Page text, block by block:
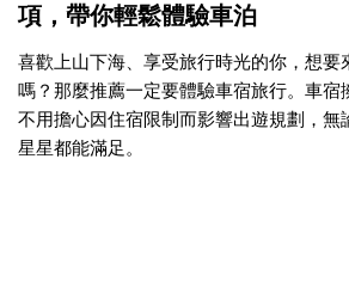
項，帶你輕鬆體驗車泊
喜歡上山下海、享受旅行時光的你，想要
嗎？那麼推薦一定要體驗車宿旅行。車宿
不用擔心因住宿限制而影響出遊規劃，無
星星都能滿足。